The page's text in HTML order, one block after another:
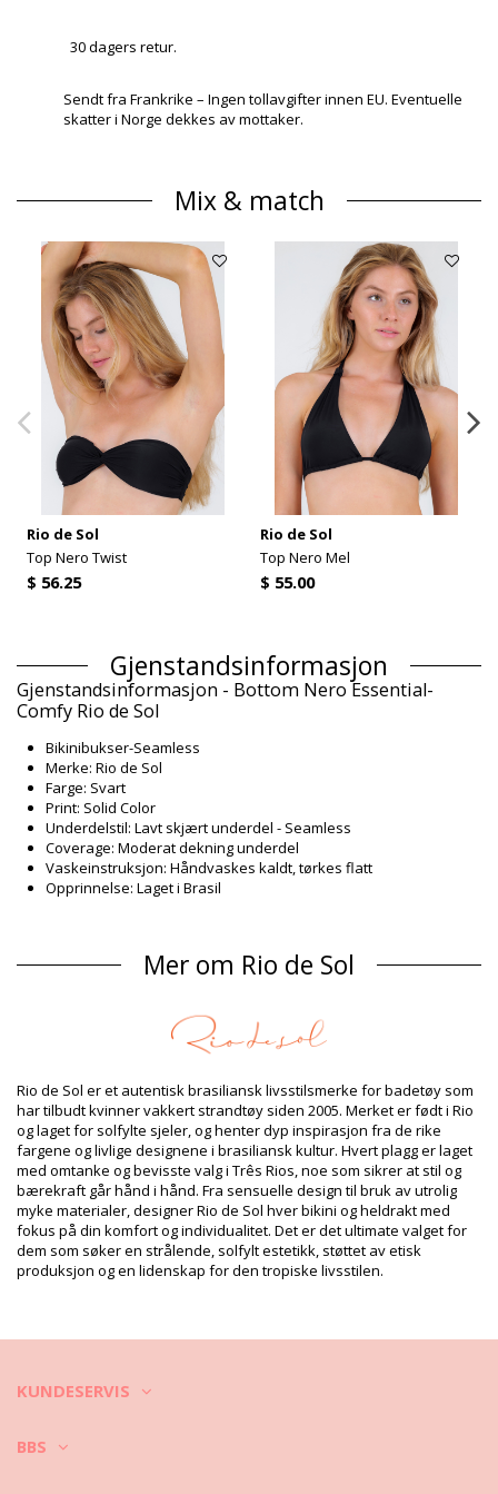
30 dagers retur.
Sendt fra Frankrike – Ingen tollavgifter innen EU. Eventuelle
skatter i Norge dekkes av mottaker.
Mix & match
Rio de Sol
Top Nero Twist
$ 56.25
Rio de Sol
Top Nero Mel
$ 55.00
Gjenstandsinformasjon
Gjenstandsinformasjon - Bottom Nero Essential-
Comfy Rio de Sol
Bikinibukser-Seamless
Merke: Rio de Sol
Farge: Svart
Print: Solid Color
Underdelstil: Lavt skjært underdel - Seamless
Coverage: Moderat dekning underdel
Vaskeinstruksjon: Håndvaskes kaldt, tørkes flatt
Opprinnelse: Laget i Brasil
Sammensetning
Sammensetning: 84% Biodegradable Nylon (AMNI SOUL ECO),
Fôr: 84% Biodegradable Nylon (AMNI SOUL ECO), 16% Spandex
(LYCRA) - OEKO-TEX - Chlorine Resistant
Produkt informasjon
Avdeling: Dame, Bikinibukser
Pakken inneholder: 1 x Bikinibukser (Annet tilbehør er ikke
inkludert)
HS CODE: 6112.41.0010
SKU: 1981116996
EAN: XS (7899810225757), S (7899810225764), M (7899810225771),
L (7899810225788), XL (7899810225795)
Vekt: 45g / 0.1lb / 1.59oz
Retusjerte foto
instruksjoner
Essential-Comfy
materiale er en nødvendighet hvis du ønsker å nyte bikinien din
Mer om Rio de Sol
Rio de Sol er et autentisk brasiliansk livsstilsmerke for badetøy som
har tilbudt kvinner vakkert strandtøy siden 2005. Merket er født i Rio
og laget for solfylte sjeler, og henter dyp inspirasjon fra de rike
fargene og livlige designene i brasiliansk kultur. Hvert plagg er laget
med omtanke og bevisste valg i Três Rios, noe som sikrer at stil og
bærekraft går hånd i hånd. Fra sensuelle design til bruk av utrolig
myke materialer, designer Rio de Sol hver bikini og heldrakt med
fokus på din komfort og individualitet. Det er det ultimate valget for
dem som søker en strålende, solfylt estetikk, støttet av etisk
produksjon og en lidenskap for den tropiske livsstilen.
KUNDESERVIS
BBS